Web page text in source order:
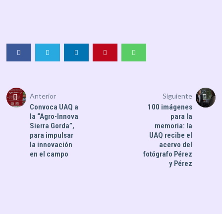
Anterior
Convoca UAQ a
la “Agro-Innova
Sierra Gorda”,
para impulsar
la innovación
en el campo
Siguiente
100 imágenes
para la
memoria: la
UAQ recibe el
acervo del
fotógrafo Pérez
y Pérez